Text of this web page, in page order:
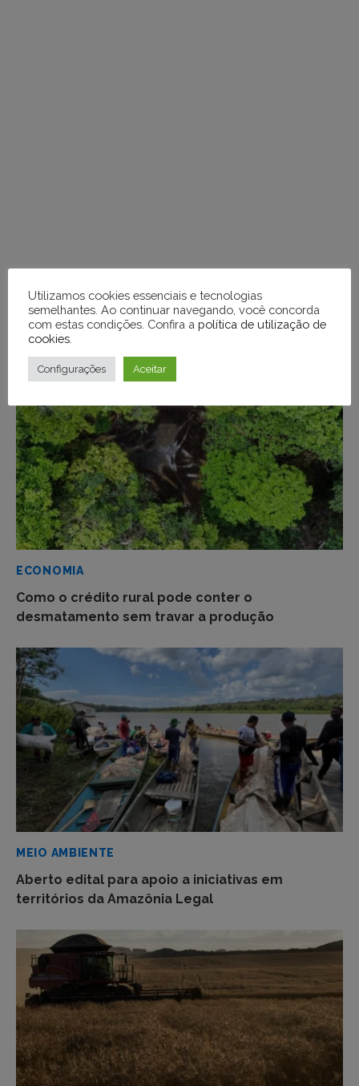
VOCÊ PODE GOSTAR TAMBÉM DE
ECONOMIA
Como o crédito rural pode conter o
desmatamento sem travar a produção
MEIO AMBIENTE
Aberto edital para apoio a iniciativas em
territórios da Amazônia Legal
Utilizamos cookies essenciais e tecnologias
semelhantes. Ao continuar navegando, você concorda
com estas condições. Confira a política de utilização de
cookies
Configurações Aceitar